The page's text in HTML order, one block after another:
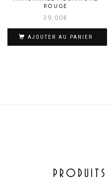
ROUGE
39,00€
AJOUTER AU PANIER
PRODUITS